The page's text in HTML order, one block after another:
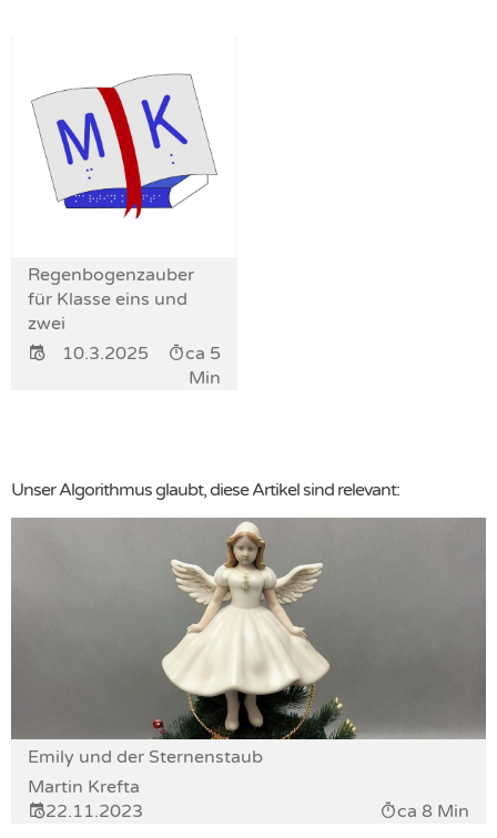
Regenbogenzauber
für Klasse eins und
zwei
10.3.2025
ca 5
Min
Unser Algorithmus glaubt, diese Artikel sind relevant:
Emily und der Sternenstaub
Martin Krefta
22.11.2023
ca 8 Min